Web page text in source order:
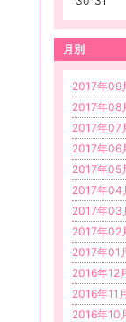
月別
2017年09
2017年08
2017年07
2017年06
2017年05
2017年04
2017年03
2017年02
2017年01
2016年12
2016年11
2016年10